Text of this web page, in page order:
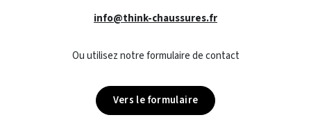
info@think-chaussures.fr
Ou utilisez notre formulaire de contact
Vers le formulaire